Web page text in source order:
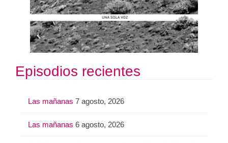
Episodios recientes
Las mañanas 7 agosto, 2026
Las mañanas 6 agosto, 2026